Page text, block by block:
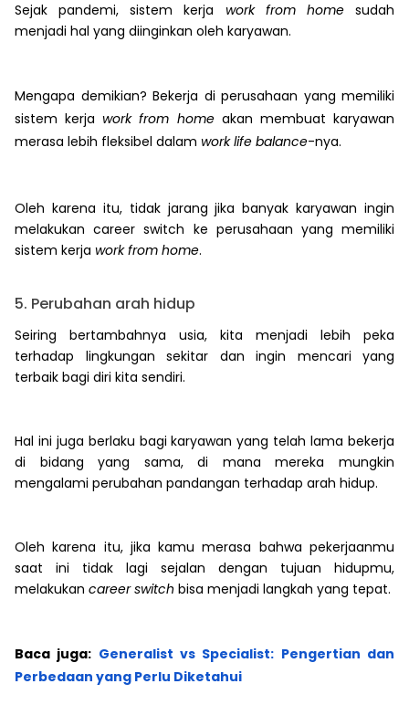
Sejak pandemi, sistem kerja work from homesudah
menjadi hal yang diinginkan oleh karyawan.
Mengapa demikian? Bekerja di perusahaan yang memiliki
sistem kerjawork from homeakan membuat karyawan
merasa lebih fleksibel dalam work life balance-nya.
Oleh karena itu, tidak jarang jika banyak karyawan ingin
melakukan career switch ke perusahaan yang memiliki
sistem kerja work from home.
5. Perubahan arah hidup
Seiring bertambahnya usia, kita menjadi lebih peka
terhadap lingkungan sekitar dan ingin mencari yang
terbaik bagi diri kita sendiri.
Hal ini juga berlaku bagi karyawan yang telah lama bekerja
di bidang yang sama, di mana mereka mungkin
mengalami perubahan pandangan terhadap arah hidup.
Oleh karena itu, jika kamu merasa bahwa pekerjaanmu
saat ini tidak lagi sejalan dengan tujuan hidupmu,
melakukan career switch bisa menjadi langkah yang tepat.
Baca juga: Generalist vs Specialist: Pengertian dan
Perbedaan yang Perlu Diketahui